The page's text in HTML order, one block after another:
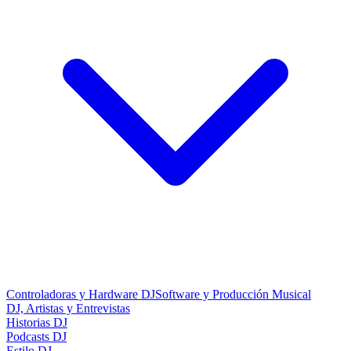
Controladoras y Hardware DJSoftware y Producción Musical
DJ, Artistas y Entrevistas
Historias DJ
Podcasts DJ